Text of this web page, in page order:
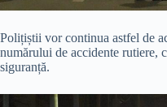
Polițiștii vor continua astfel de
numărului de accidente rutiere,
siguranță.